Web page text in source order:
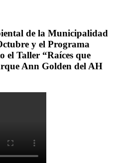
de la Municipalidad
y el Programa
el Taller “Raíces que
Ann Golden del AH